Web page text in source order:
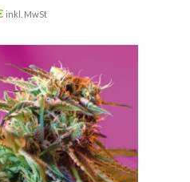
inkl. MwSt